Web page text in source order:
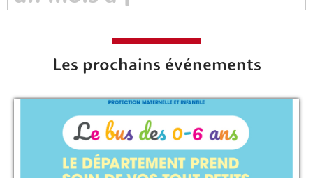
Rechercher sur le site
Les prochains événements